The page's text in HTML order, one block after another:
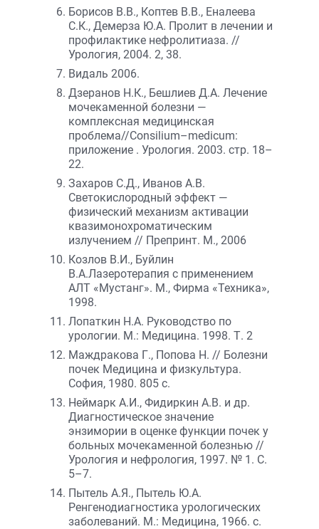
Борисов В.В., Коптев В.В., Еналеева
С.К., Демерза Ю.А. Пролит в лечении и
профилактике нефролитиаза. //
Урология, 2004. 2, 38.
Видаль 2006.
Дзеранов Н.К., Бешлиев Д.А. Лечение
мочекаменной болезни —
комплексная медицинская
проблема//Сonsilium–medicum:
приложение . Урология. 2003. стр. 18–
22.
Захаров С.Д., Иванов А.В.
Светокислородный эффект —
физический механизм активации
квазимонохроматическим
излучением // Препринт. М., 2006
Козлов В.И., Буйлин
В.А.Лазеротерапия с применением
АЛТ «Мустанг». М., Фирма «Техника»,
1998.
Лопаткин Н.А. Руководство по
урологии. М.: Медицина. 1998. Т. 2
Маждракова Г., Попова Н. // Болезни
почек Медицина и физкультура.
София, 1980. 805 с.
Неймарк А.И., Фидиркин А.В. и др.
Диагностическое значение
энзимории в оценке функции почек у
больных мочекаменной болезнью //
Урология и нефрология, 1997. № 1. С.
5–7.
Пытель А.Я., Пытель Ю.А.
Ренгенодиагностика урологических
заболеваний. М.: Медицина, 1966. с.